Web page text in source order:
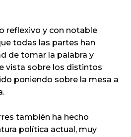
reflexivo y con notable
todas las partes han
de tomar la palabra y
vista sobre los distintos
poniendo sobre la mesa a
también ha hecho
política actual, muy